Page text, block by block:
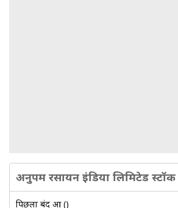
अनुपम रसायन इंडिया लिमिटेड स्टॉक
पिछला बंद हुआ (₹)